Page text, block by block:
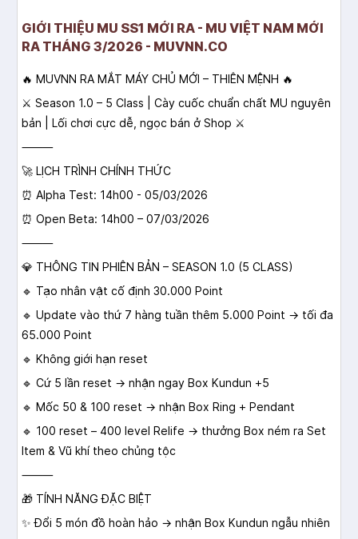
GIỚI THIỆU MU SS1 MỚI RA - MU VIỆT NAM MỚI
RA THÁNG 3/2026 - MUVNN.CO
🔥 MUVNN RA MẮT MÁY CHỦ MỚI – THIÊN MỆNH 🔥
⚔️ Season 1.0 – 5 Class | Cày cuốc chuẩn chất MU nguyên
bản | Lối chơi cực dễ, ngọc bán ở Shop ⚔️
⸻
🚀 LỊCH TRÌNH CHÍNH THỨC
⏰ Alpha Test: 14h00 - 05/03/2026
⏰ Open Beta: 14h00 – 07/03/2026
⸻
💎 THÔNG TIN PHIÊN BẢN – SEASON 1.0 (5 CLASS)
🔹 Tạo nhân vật cố định 30.000 Point
🔹 Update vào thứ 7 hàng tuần thêm 5.000 Point → tối đa
65.000 Point
🔹 Không giới hạn reset
🔹 Cứ 5 lần reset → nhận ngay Box Kundun +5
🔹 Mốc 50 & 100 reset → nhận Box Ring + Pendant
🔹 100 reset – 400 level Relife → thưởng Box ném ra Set
Item & Vũ khí theo chủng tộc
⸻
🎁 TÍNH NĂNG ĐẶC BIỆT
✨ Đổi 5 món đồ hoàn hảo → nhận Box Kundun ngẫu nhiên